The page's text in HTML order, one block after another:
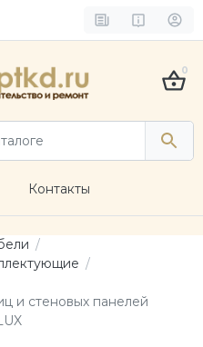
0
Контакты
и стеновых панелей